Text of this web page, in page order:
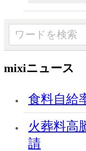
mixiニュース
食料自給
火葬料高
請